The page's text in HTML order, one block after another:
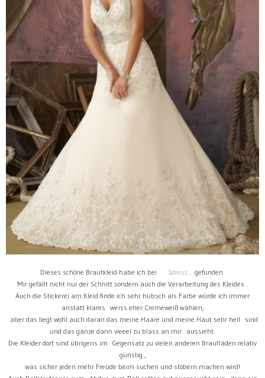
Dieses schöne Brautkleid habe ich bei .1dress . gefunden.
Mir gefällt nicht nur der Schnitt sondern auch die Verarbeitung des Kleides .
Auch die Stickerei am Kleid finde ich sehr hübsch als Farbe würde ich immer
anstatt klares weiss eher Cremeweiß wählen,
aber das liegt wohl auch daran das meine Haare und meine Haut sehr hell sind
und das ganze dann vieeel zu blass an mir aussieht.
Die Kleider dort sind übrigens im Gegensatz zu vielen anderen Brautläden relativ
günstig ,
was sicher jeden mehr Freude beim suchen und stöbern machen wird!